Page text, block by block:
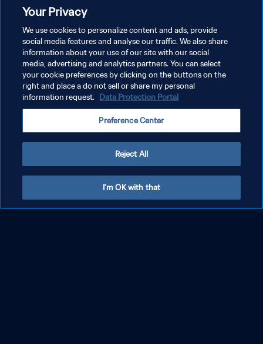
Maghnes Akliouche, un Titi qui rejoint Paris
Your Privacy
We use cookies to personalize content and ads, provide
social media features and analyse our traffic. We also share
information about your use of our site with our social
media, advertising and analytics partners. You can select
your cookie preferences by clicking on the buttons on the
right and place a do not sell or share my personal
information request. Data Protection Portal
Preference Center
Reject All
I'm OK with that